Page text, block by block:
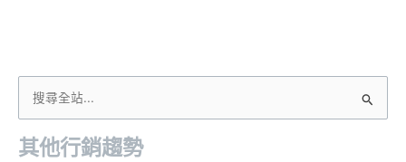
關
其他行銷趨勢